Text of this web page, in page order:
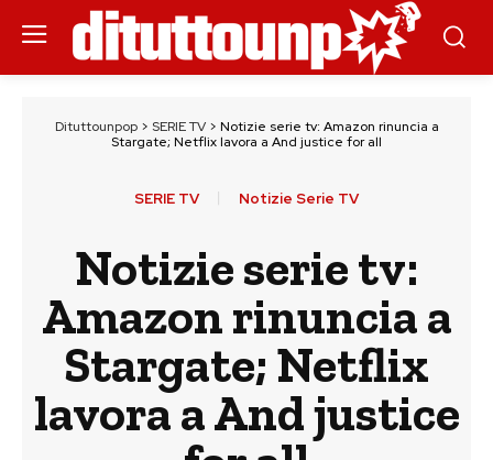
Dituttounpop> SERIE TV> Notizie serie tv: Amazon rinuncia a
Stargate; Netflix lavora a And justice for all
SERIE TV Notizie Serie TV
Notizie serie tv:
Amazon rinuncia a
Stargate; Netflix
lavora a And justice